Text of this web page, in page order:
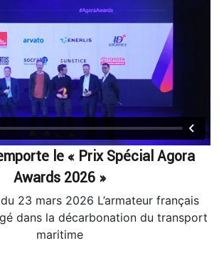
le « Prix Spécial Agora
Awards 2026 »
23 mars 2026 L’armateur français
dans la décarbonation du transport
maritime